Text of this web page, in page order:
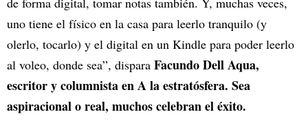
uno tiene el físico en la casa para leerlo tranquilo (y
olerlo, tocarlo) y el digital en un Kindle para poder leerlo
al voleo, donde sea”, dispara Facundo Dell Aqua,
escritor y columnista en A la estratósfera. Sea
aspiracional o real, muchos celebran el éxito.